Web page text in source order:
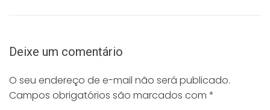
Deixe um comentário
O seu endereço de e-mail não será publicado.
Campos obrigatórios são marcados com *